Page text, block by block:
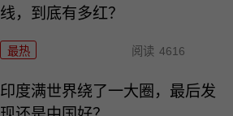
线，到底有多红？
最热 阅读 4616
印度满世界绕了一大圈，最后发